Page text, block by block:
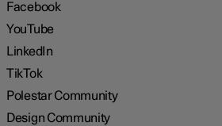
Facebook
YouTube
LinkedIn
TikTok
Polestar Community
Design Community